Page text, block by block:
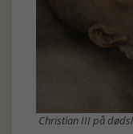
Christian III på